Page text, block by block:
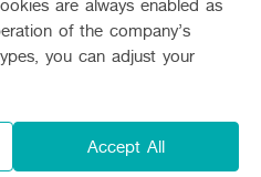
of the company’s
you can adjust your
Accept All
2026
Promotion
Expire